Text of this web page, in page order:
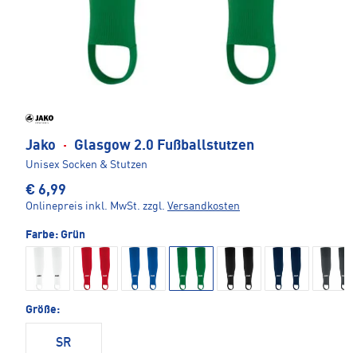
Jako · Glasgow 2.0 Fußballstutzen
Unisex Socken & Stutzen
€ 6,99
Onlinepreis inkl. MwSt. zzgl. Versandkosten
Farbe: Grün
Größe:
SR